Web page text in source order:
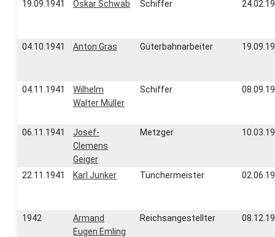
19.09.1941 Oskar Schwab Schiffer
04.10.1941 Anton Gras Güterbahnarbeiter
04.11.1941
Wilhelm
Walter Müller
Schiffer
06.11.1941
Josef-
Clemens
Geiger
Metzger
22.11.1941 Karl Junker Tünchermeister
1942
Armand
Eugen Emling
Reichsangestellter